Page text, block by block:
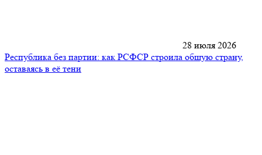
28 июля 2026
Республика без партии: как РСФСР строила общую страну,
оставаясь в её тени